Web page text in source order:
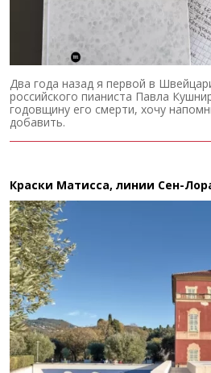
Два года назад я первой в
российского пианиста Павла
годовщину его смерти, хочу
добавить.
Краски Матисса, линии Сен-